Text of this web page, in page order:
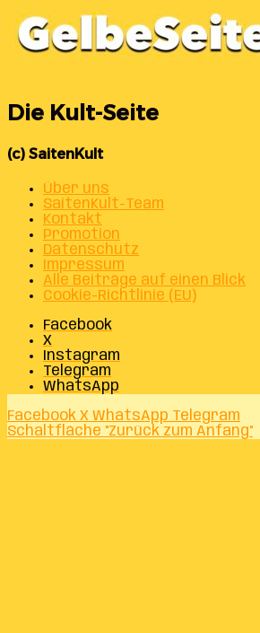
Die Kult-Seite
(c) SaitenKult
Über uns
SaitenKult-Team
Kontakt
Promotion
Datenschutz
Impressum
Alle Beiträge auf einen Blick
Cookie-Richtlinie (EU)
Facebook
X
Instagram
Telegram
WhatsApp
Facebook X WhatsApp Telegram
Schaltfläche "Zurück zum Anfang"